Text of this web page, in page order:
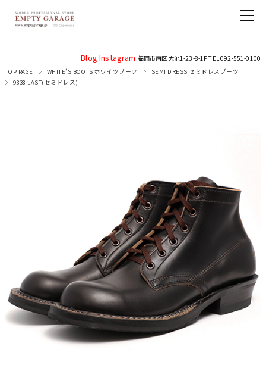
Blog Instagram 福岡市南区大池1-23-8-1F TEL 092-551-0100
TOP PAGE WHITE'S BOOTS ホワイツブーツ
SEMI DRESS セミドレスブーツ
9338 LAST(セミドレス)